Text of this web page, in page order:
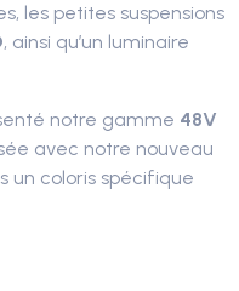
les petites suspensions
, ainsi qu’un luminaire
notre gamme 48V
avec notre nouveau
un coloris spécifique